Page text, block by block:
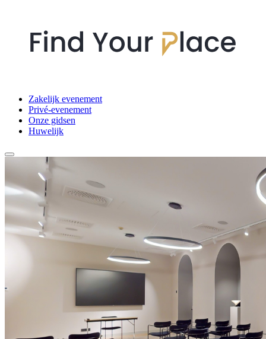
Zakelijk evenement
Privé-evenement
Onze gidsen
Huwelijk